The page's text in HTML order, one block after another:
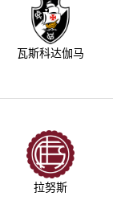
瓦斯科达伽马
拉努斯